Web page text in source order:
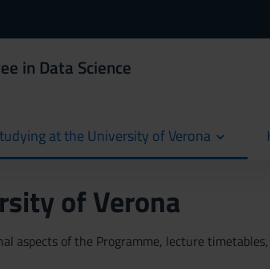
in Data Science
at the University of Verona
of Verona
aspects of the Programme, lecture